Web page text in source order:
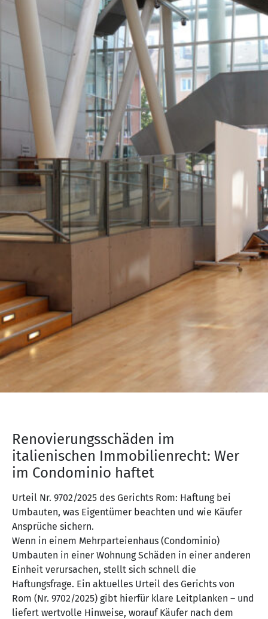
Renovierungsschäden im
italienischen Immobilienrecht: Wer
im Condominio haftet
Urteil Nr. 9702/2025 des Gerichts Rom: Haftung bei
Umbauten, was Eigentümer beachten und wie Käufer
Ansprüche sichern.
Wenn in einem Mehrparteienhaus (Condominio)
Umbauten in einer Wohnung Schäden in einer anderen
Einheit verursachen, stellt sich schnell die
Haftungsfrage. Ein aktuelles Urteil des Gerichts von
Rom (Nr. 9702/2025) gibt hierfür klare Leitplanken – und
liefert wertvolle Hinweise, worauf Käufer nach dem